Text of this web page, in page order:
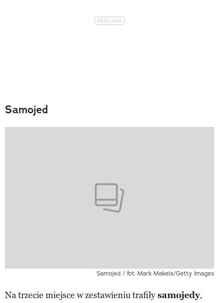
Samojed
Samojed / fot. Mark Makela/Getty Images
Na trzecie miejsce w zestawieniu trafiłysamojedy,